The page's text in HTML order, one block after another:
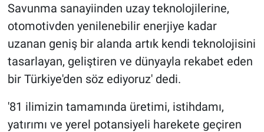
Savunma sanayiinden uzay teknolojilerine,
otomotivden yenilenebilir enerjiye kadar
uzanan geniş bir alanda artık kendi teknolojisini
tasarlayan, geliştiren ve dünyayla rekabet eden
bir Türkiye'den söz ediyoruz' dedi.
'81 ilimizin tamamında üretimi, istihdamı,
yatırımı ve yerel potansiyeli harekete geçiren